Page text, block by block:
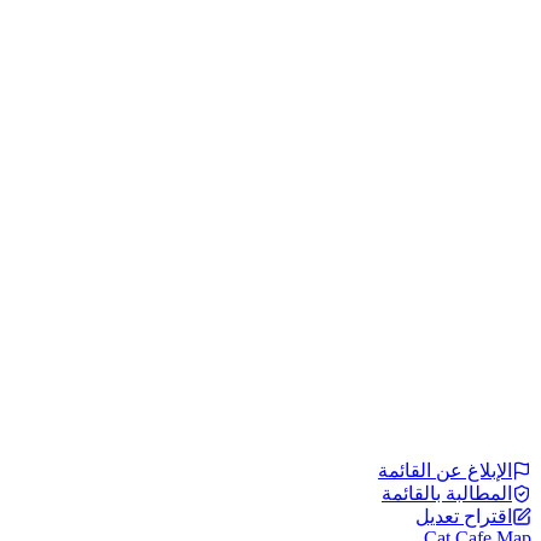
الإبلاغ عن القائمة
المطالبة بالقائمة
اقتراح تعديل